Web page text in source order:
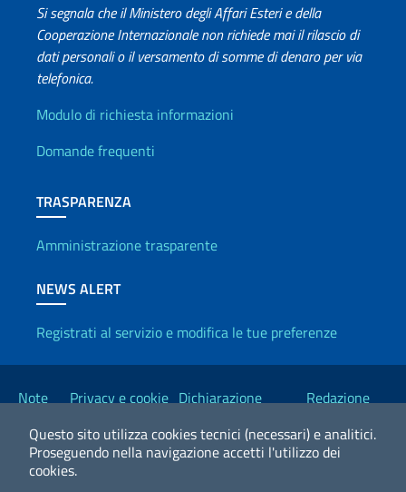
Questo sito utilizza cookies tecnici (necessari) e analitici.
Proseguendo nella navigazione accetti l'utilizzo dei
cookies.
Si segnala che il Ministero degli Affari Esteri e della
Cooperazione Internazionale non richiede mai il rilascio di
dati personali o il versamento di somme di denaro per via
telefonica.
Info utili
Modulo di richiesta informazioni
Domande frequenti
TRASPARENZA
Amministrazione trasparente
NEWS ALERT
Registrati al servizio e modifica le tue preferenze
Link Utili
Note
Privacy e cookie Dichiarazione
Redazione